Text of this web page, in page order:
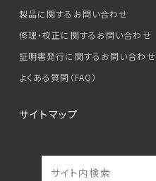
製品に関するお問い合わせ
修理・校正に関するお問い合わせ
証明書発行に関するお問い合わせ
よくある質問（FAQ）
サイトマップ